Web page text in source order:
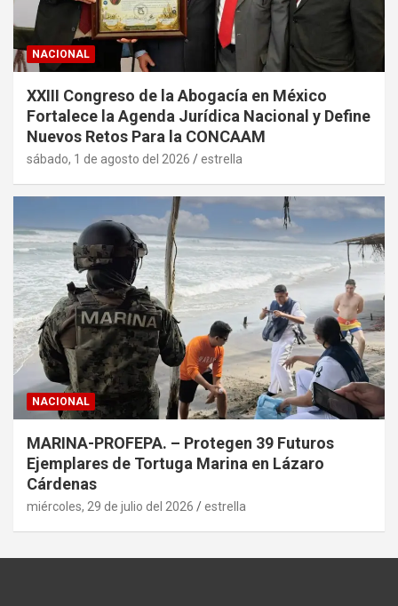
NACIONAL
XXIII Congreso de la Abogacía en México
Fortalece la Agenda Jurídica Nacional y Define
Nuevos Retos Para la CONCAAM
sábado, 1 de agosto del 2026 estrella
NACIONAL
MARINA-PROFEPA. – Protegen 39 Futuros
Ejemplares de Tortuga Marina en Lázaro
Cárdenas
miércoles, 29 de julio del 2026 estrella